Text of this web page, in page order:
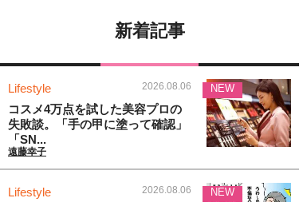
新着記事
Lifestyle 2026.08.06
コスメ4万点を試した美容プロの
失敗談。「手の甲に塗って確認」
「SN...
遠藤幸子
NEW
Lifestyle 2026.08.06 NEW